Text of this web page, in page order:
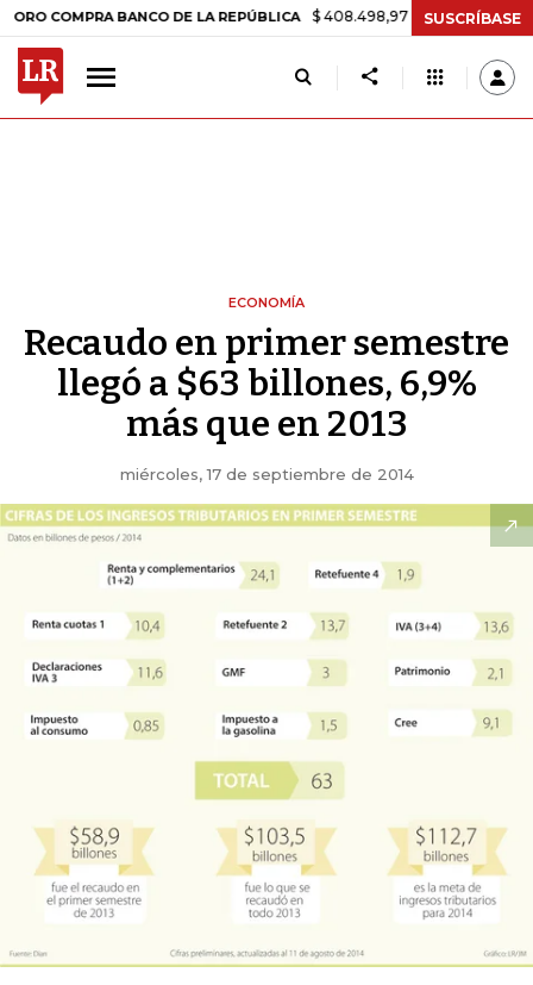
BANCO DE LA REPÚBLICA $ 408.498,97 +$ 8.753,81 +2,19%
SUSCRÍBASE
ECONOMÍA
Recaudo en primer semestre
llegó a $63 billones, 6,9%
más que en 2013
miércoles, 17 de septiembre de 2014